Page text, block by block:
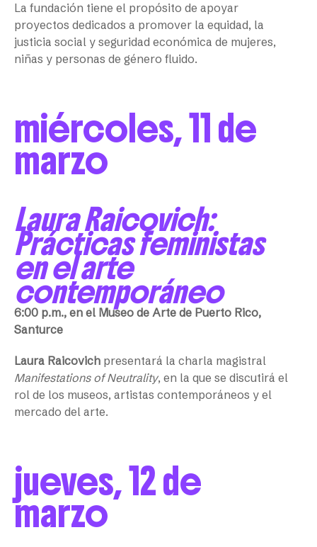
La fundación tiene el propósito de apoyar
proyectos dedicados a promover la equidad, la
justicia social y seguridad económica de mujeres,
niñas y personas de género fluido.
miércoles, 11 de
marzo
Laura Raicovich:
Prácticas feministas
en el arte
contemporáneo
6:00 p.m., en el Museo de Arte de Puerto Rico,
Santurce
Laura Raicovich presentará la charla magistral
Manifestations of Neutrality, en la que se discutirá el
rol de los museos, artistas contemporáneos y el
mercado del arte.
jueves, 12 de
marzo